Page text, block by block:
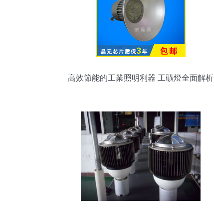
高效節能的工業照明利器 工礦燈全面解析